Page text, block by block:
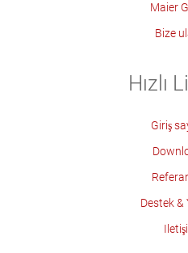
Maier
Bize
Hızlı
Giriş
Destek &